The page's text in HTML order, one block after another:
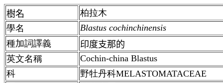
樹名
柏拉木
學名
Blastus cochinchinensis
種加詞譯義
印度支那的
英文名稱
Cochin-china Blastus
科
野牡丹科MELASTOMATACEAE